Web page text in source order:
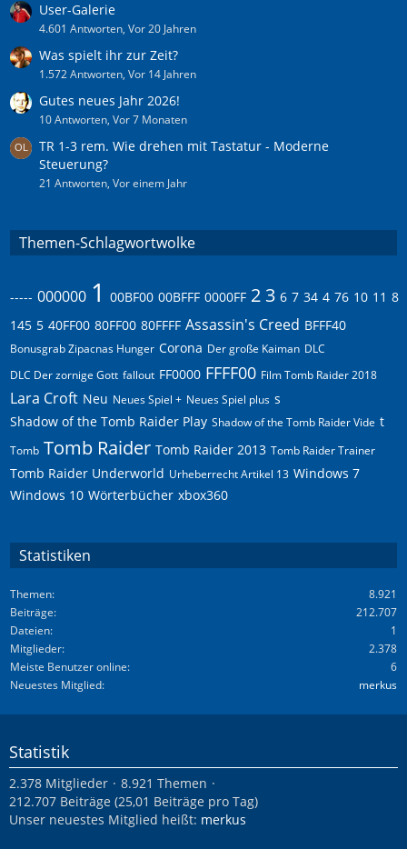
User-Galerie
4.601 Antworten, Vor 20 Jahren
Was spielt ihr zur Zeit?
1.572 Antworten, Vor 14 Jahren
Gutes neues Jahr 2026!
10 Antworten, Vor 7 Monaten
TR 1-3 rem. Wie drehen mit Tastatur - Moderne
Steuerung?
21 Antworten, Vor einem Jahr
Themen-Schlagwortwolke
----- 000000 1 00BF00 00BFFF 0000FF 2 3 6 7 34 4 76 10 11 8
145 5 40FF00 80FF00 80FFFF Assassin's Creed BFFF40
Bonusgrab Zipacnas Hunger Corona Der große Kaiman DLC
DLC Der zornige Gott fallout FF0000 FFFF00 Film Tomb Raider 2018
Lara Croft Neu Neues Spiel + Neues Spiel plus s
Shadow of the Tomb Raider Play Shadow of the Tomb Raider Vide t
Tomb Tomb Raider Tomb Raider 2013 Tomb Raider Trainer
Tomb Raider Underworld Urheberrecht Artikel 13 Windows 7
Windows 10 Wörterbücher xbox360
Statistiken
Themen
8.921
Beiträge
212.707
Dateien
1
Mitglieder
2.378
Meiste Benutzer online
6
Neuestes Mitglied
merkus
Statistik
2.378 Mitglieder
8.921 Themen
212.707 Beiträge (25,01 Beiträge pro Tag)
Unser neuestes Mitglied heißt: merkus